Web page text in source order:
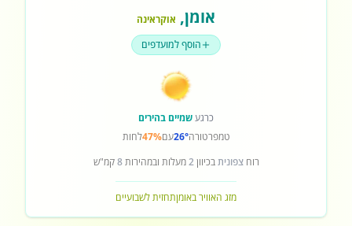
אומן, אוקראינה
הוסף למועדפים
כרגעשמיים בהירים
טמפרטורה26°עם47%לחות
רוחצפוניתבכיוון2מעלות ובמהירות8קמ"ש
מזג האוויר באומןתחזית לשבועיים